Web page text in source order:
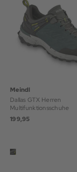
Meindl
Dallas GTX Herren
Multifunktionsschuhe
199,95